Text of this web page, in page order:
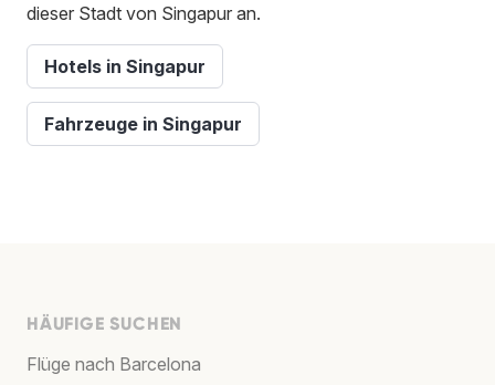
dieser Stadt von Singapur an.
Hotels in Singapur
Fahrzeuge in Singapur
HÄUFIGE SUCHEN
Flüge nach Barcelona